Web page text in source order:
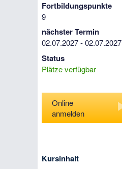
Fortbildungspunkte
9
nächster Termin
02.07.2027 - 02.07.2027
Status
Plätze verfügbar
Online
anmelden
Kursinhalt